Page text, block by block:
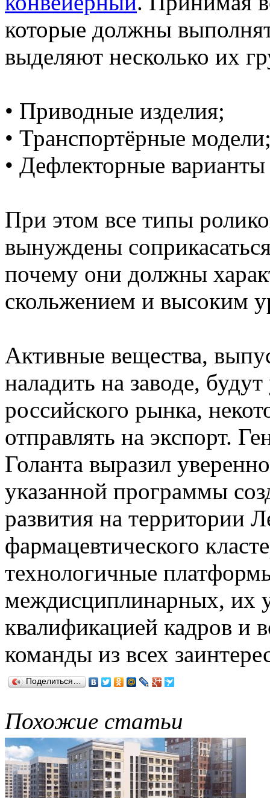
которые должны
выделяют несколько их
• Приводные изделия;
• Транспортёрные
• Дефлекторные варианты
При этом все типы
вынуждены
почему они должны
скольжением и высоким
Активные вещества,
наладить на заводе,
российского рынка,
отправлять на экспорт.
Голанта выразил
указанной программы
развития на территории
фармацевтического
технологичные
междисциплинарных, их
квалификацией кадров и
команды из всех
Поделиться…
Похожие статьи